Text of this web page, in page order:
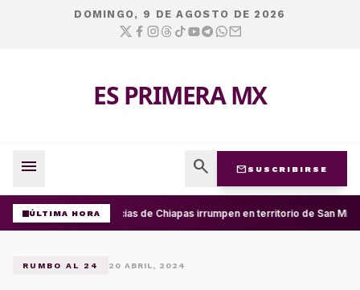
DOMINGO, 9 DE AGOSTO DE 2026
ES PRIMERA MX
menu search mail SUSCRIBIRSE
ÚLTIMA HORAPolicías de Chiapas irrumpen en territorio de San
RUMBO AL 24 20 ABRIL, 2024